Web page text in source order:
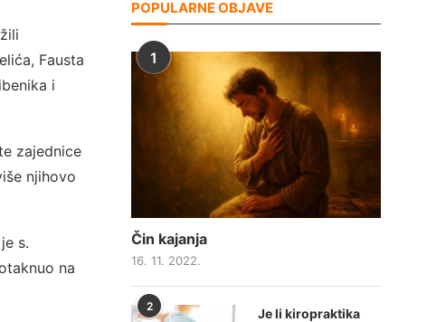
Fausta
i
zajednice
njihovo
s.
na
POPULARNE OBJAVE
1
Čin kajanja
16. 11. 2022.
2
Je li kiropraktika